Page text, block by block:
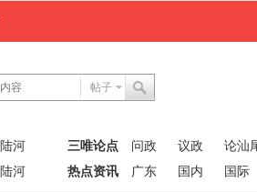
帖子
陆河
陆河
三唯论点 问政 议政
论汕
热点资讯
广东 国内 国际